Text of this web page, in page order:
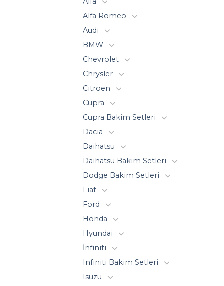
Alfa Romeo
Audi
BMW
Chevrolet
Chrysler
Citroen
Cupra
Cupra Bakim Setleri
Dacia
Daihatsu
Daihatsu Bakim Setleri
Dodge Bakim Setleri
Fiat
Ford
Honda
Hyundai
İnfiniti
Infiniti Bakim Setleri
Isuzu